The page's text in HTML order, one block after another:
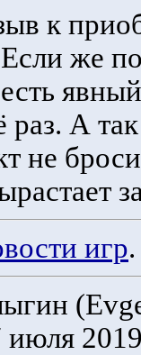
к
же
раз. А
не
игр.